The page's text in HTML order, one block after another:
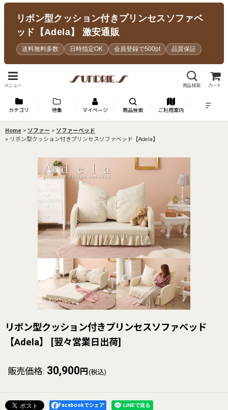
リボン型クッション付きプリンセスソファベ
ッド【Adela】 激安通販
送料無料多数 日時指定OK 会員登録で500pt 品質保証
メニュー 商品検索 カート
カテゴリ 特集 マイページ 商品検索 ご利用案内
Home > ソファー > ソファーベッド
> リボン型クッション付きプリンセスソファベッド【Adela】
リボン型クッション付きプリンセスソファベッド
【Adela】
[翌々営業日出荷]
販売価格: 30,900 円 (税込)
Facebookでシェア